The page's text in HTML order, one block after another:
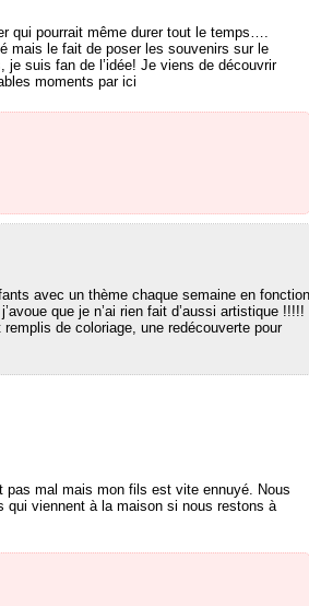
qui pourrait même durer tout le temps….
mais le fait de poser les souvenirs sur le
suis fan de l’idée! Je viens de découvrir
moments par ici
avec un thème chaque semaine en fonction
que je n’ai rien fait d’aussi artistique !!!!!
de coloriage, une redécouverte pour
pas mal mais mon fils est vite ennuyé. Nous
qui viennent à la maison si nous restons à